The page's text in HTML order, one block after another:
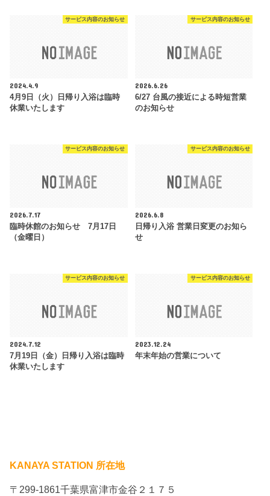
サービス内容のお知らせ
2024.4.9
4月9日（火）日帰り入浴は臨時
休業いたします
サービス内容のお知らせ
2026.6.26
6/27 台風の接近による時短営業
のお知らせ
サービス内容のお知らせ
2026.7.17
臨時休館のお知らせ 7月17日
（金曜日）
サービス内容のお知らせ
2026.6.8
日帰り入浴 営業日変更のお知ら
せ
サービス内容のお知らせ
2024.7.12
7月19日（金）日帰り入浴は臨時
休業いたします
サービス内容のお知らせ
2023.12.24
年末年始の営業について
KANAYA STATION 所在地
〒299-1861千葉県富津市金谷２１７５